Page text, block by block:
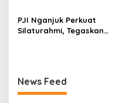
PJI Nganjuk Perkuat
Silaturahmi, Tegaskan
News Feed